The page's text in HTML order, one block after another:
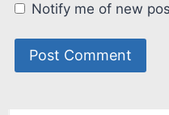
Notify me of new